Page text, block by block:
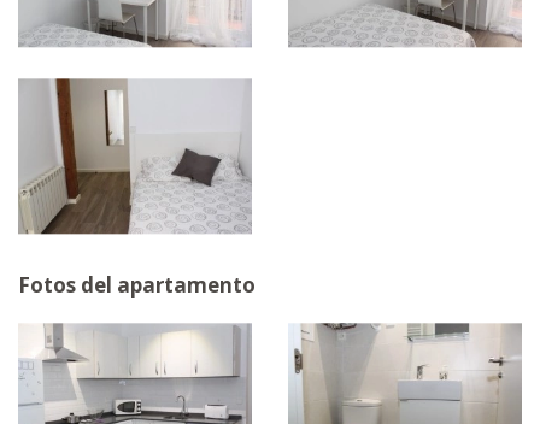
Fotos del apartamento